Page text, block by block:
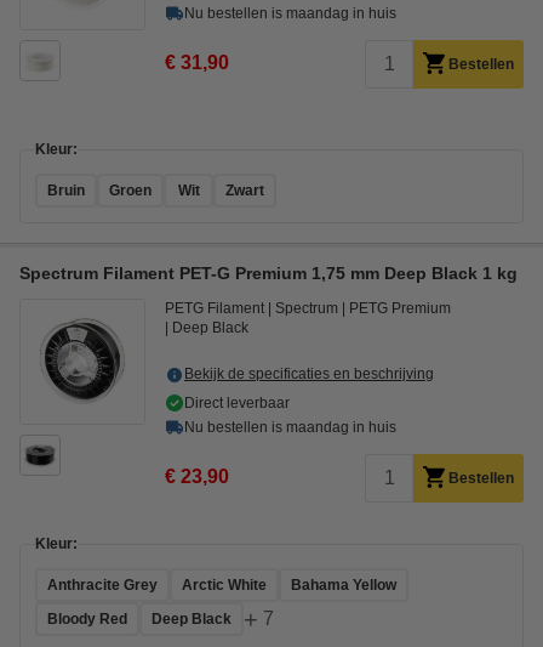
Nu bestellen is maandag in huis
€ 31,90 Bestellen
Kleur:
Bruin Groen Wit Zwart
Spectrum Filament PET-G Premium 1,75 mm Deep Black 1 kg
PETG Filament Spectrum
PETG Premium
Deep Black
Bekijk de specificaties en beschrijving
Direct leverbaar
Nu bestellen is maandag in huis
€ 23,90 Bestellen
Kleur:
Anthracite Grey Arctic White
Bahama Yellow
Bloody Red
Deep Black + 7